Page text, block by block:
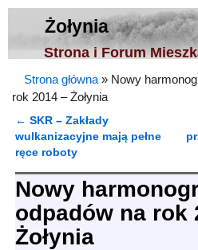
Żołynia
Strona i Forum
Strona główna » Nowy
rok 2014 – Żołynia
Nawigacja
← SKR – Zakłady
wulkanizacyjne mają pełne
ręce roboty
Nowy
odpadów na rok
Żołynia